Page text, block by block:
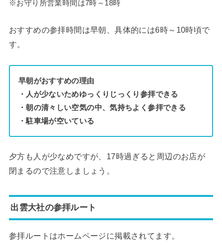
※お守り所営業時間は7時～18時
おすすめの参拝時間は早朝、具体的には6時～10時頃で
す。
早朝がおすすめの理由
・人が少ないためゆっくりじっくり参拝できる
・朝の清々しい空気の中、気持ちよく参拝できる
・駐車場が空いている
夕方も人が少なめですが、17時過ぎると周辺のお店が
閉まるので注意しましょう。
出雲大社の参拝ルート
参拝ルートはホームページに掲載されてます。